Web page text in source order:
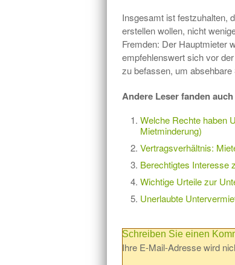
Insgesamt ist festzuhalten,
erstellen wollen, nicht
Fremden: Der Hauptmieter
empfehlenswert sich vor
zu befassen, um
Andere Leser fanden
Welche Rechte haben
Mietminderung)
Vertragsverhältnis:
Berechtigtes Interesse
Wichtige Urteile zur
Unerlaubte
Schreiben Sie einen
Ihre E-Mail-Adresse wird